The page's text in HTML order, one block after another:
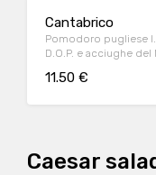
Cantabrico
Pomodoro pugliese
D.O.P. e acciughe del
11.50 €
Caesar